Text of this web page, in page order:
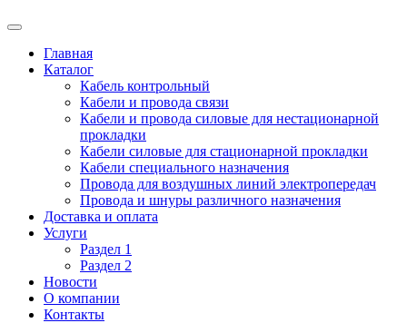
Главная
Каталог
Кабель контрольный
Кабели и провода связи
Кабели и провода силовые для нестационарной
прокладки
Кабели силовые для стационарной прокладки
Кабели специального назначения
Провода для воздушных линий электропередач
Провода и шнуры различного назначения
Доставка и оплата
Услуги
Раздел 1
Раздел 2
Новости
О компании
Контакты